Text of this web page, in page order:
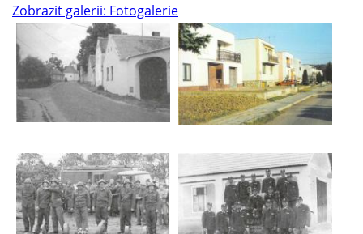
Zobrazit galerii: Fotogalerie